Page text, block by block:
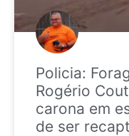
Policia:
Rogério
carona em
de ser